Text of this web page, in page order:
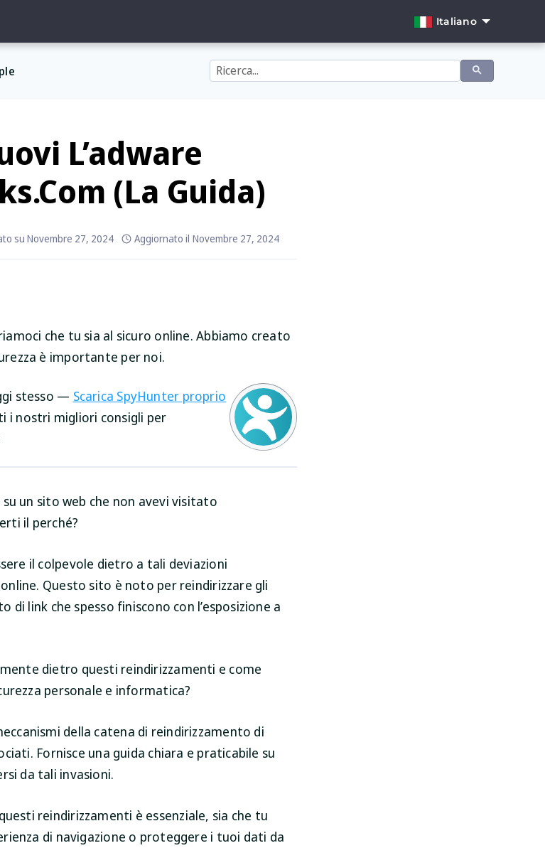
Italiano
English
L’adware
(La Guida)
su Novembre 27, 2024 Aggiornato il Novembre 27, 2024
che tu sia al sicuro online. Abbiamo creato
è importante per noi.
stesso — Scarica SpyHunter proprio
i nostri migliori consigli per
un sito web che non avevi visitato
il perché?
il colpevole dietro a tali deviazioni
Questo sito è noto per reindirizzare gli
link che spesso finiscono con l’esposizione a
dietro questi reindirizzamenti e come
personale e informatica?
della catena di reindirizzamento di
Fornisce una guida chiara e praticabile su
da tali invasioni.
reindirizzamenti è essenziale, sia che tu
di navigazione o proteggere i tuoi dati da